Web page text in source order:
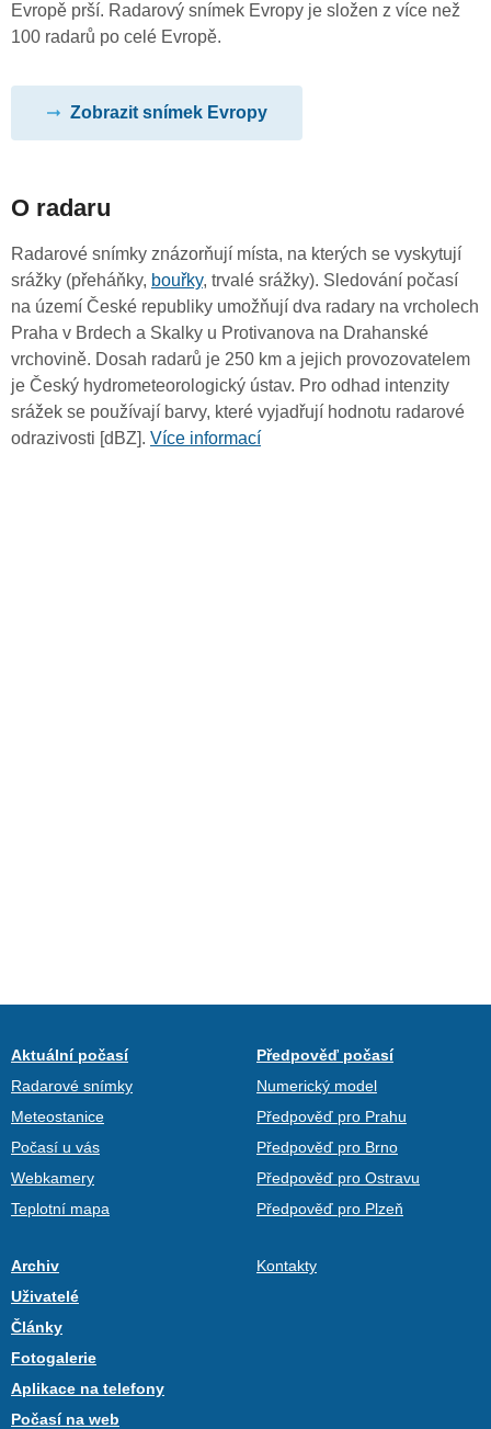
Evropě prší. Radarový snímek Evropy je složen z více než
100 radarů po celé Evropě.
Zobrazit snímek Evropy
O radaru
Radarové snímky znázorňují místa, na kterých se vyskytují
srážky (přeháňky, bouřky, trvalé srážky). Sledování počasí
na území České republiky umožňují dva radary na vrcholech
Praha v Brdech a Skalky u Protivanova na Drahanské
vrchovině. Dosah radarů je 250 km a jejich provozovatelem
je Český hydrometeorologický ústav. Pro odhad intenzity
srážek se používají barvy, které vyjadřují hodnotu radarové
odrazivosti [dBZ]. Více informací
Aktuální počasí
Radarové snímky
Meteostanice
Počasí u vás
Webkamery
Teplotní mapa
Předpověď počasí
Numerický model
Předpověď pro Prahu
Předpověď pro Brno
Předpověď pro Ostravu
Předpověď pro Plzeň
Archiv
Uživatelé
Články
Fotogalerie
Aplikace na telefony
Počasí na web
Kontakty